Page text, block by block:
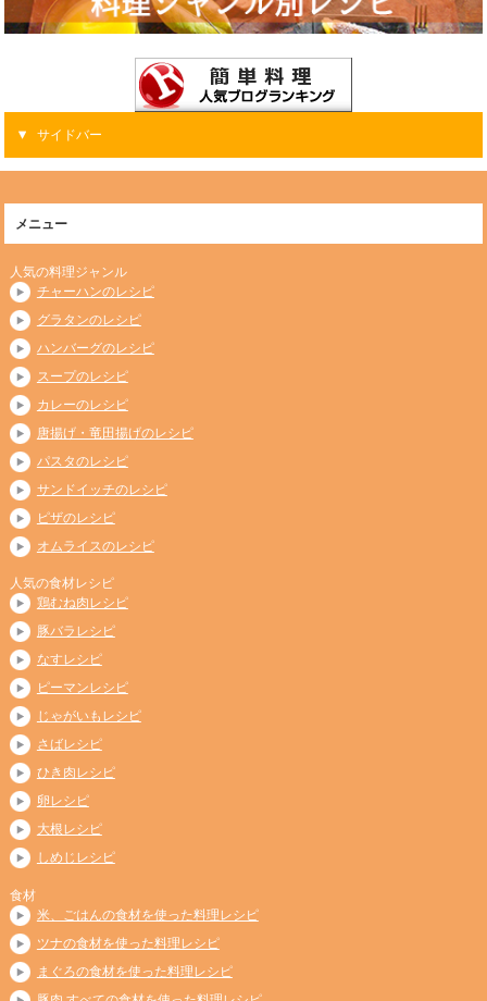
サイドバー
メニュー
人気の料理ジャンル
チャーハンのレシピ
グラタンのレシピ
ハンバーグのレシピ
スープのレシピ
カレーのレシピ
唐揚げ・竜田揚げのレシピ
パスタのレシピ
サンドイッチのレシピ
ピザのレシピ
オムライスのレシピ
人気の食材レシピ
鶏むね肉レシピ
豚バラレシピ
なすレシピ
ピーマンレシピ
じゃがいもレシピ
さばレシピ
ひき肉レシピ
卵レシピ
大根レシピ
しめじレシピ
食材
米、ごはんの食材を使った料理レシピ
ツナの食材を使った料理レシピ
まぐろの食材を使った料理レシピ